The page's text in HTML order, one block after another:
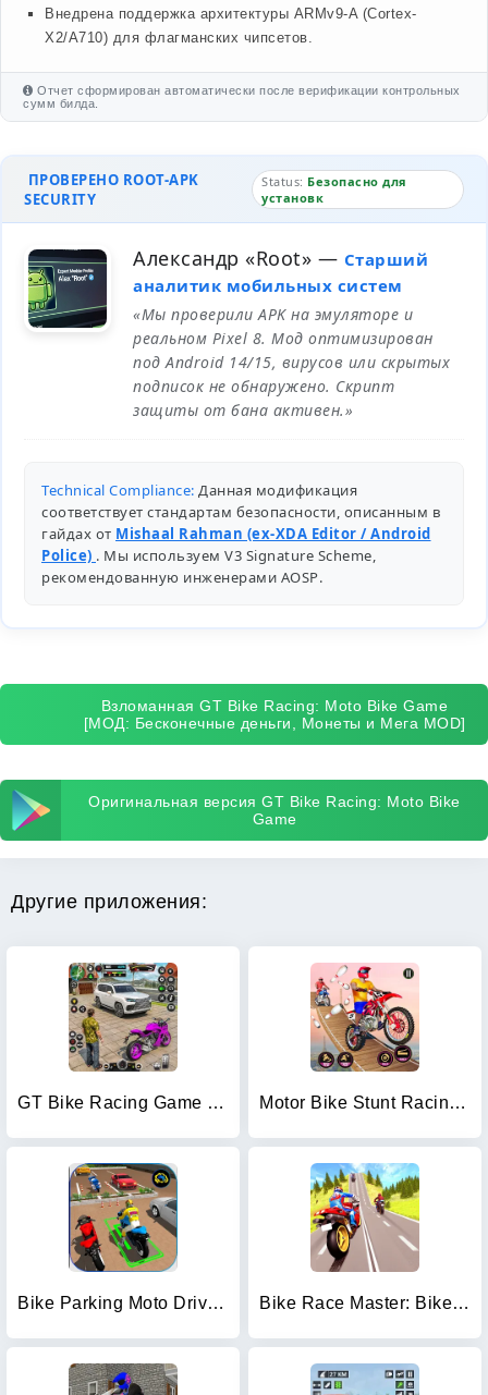
Внедрена поддержка архитектуры ARMv9-A (Cortex-
X2/A710) для флагманских чипсетов.
Отчет сформирован автоматически после верификации контрольных
сумм билда.
ПРОВЕРЕНО ROOT-APK
SECURITY
Status: Безопасно для
установк
Александр «Root» — Старший
аналитик мобильных систем
«Мы проверили APK на эмуляторе и
реальном Pixel 8. Мод оптимизирован
под Android 14/15, вирусов или скрытых
подписок не обнаружено. Скрипт
защиты от бана активен.»
Technical Compliance: Данная модификация
соответствует стандартам безопасности, описанным в
гайдах от Mishaal Rahman (ex-XDA Editor / Android
Police) . Мы используем V3 Signature Scheme,
рекомендованную инженерами AOSP.
Взломанная GT Bike Racing: Moto Bike Game
[МОД: Бесконечные деньги, Монеты и Мега MOD]
Оригинальная версия GT Bike Racing: Moto Bike
Game
Другие приложения:
GT Bike Racing Game Moto Stunt Motor Bike Stunt Racing Games
Bike Parking Moto Driving Game Bike Race Master: Bike Racing